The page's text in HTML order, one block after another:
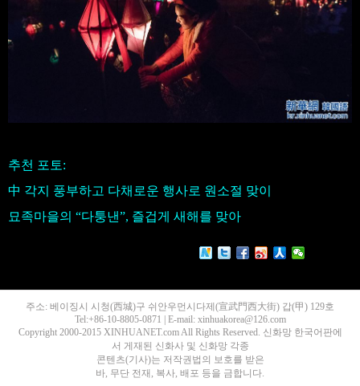
추천 포토:
中 각지 풍부하고 다채로운 행사로 원소절 맞이
묘족마을의 “다퉁낸”, 즐겁게 새해를 맞아
주소: 베이징시 시청(西城)구 쉬안우먼시다제(宣武門西大街) 갑(甲) 129호
Tel:+86-10-8805-0871 | E-mail: xinhuakorea@126.com
Copyright 2000-2015 XINHUANET.com All Rights Reserved. 신화망 한국어판에
서 게재된 신화사 및 신화망 각종
콘텐츠(기사)는 저작권법의 보호를 받은
바, 무단 전재, 복사, 배포 등을 금합니다.